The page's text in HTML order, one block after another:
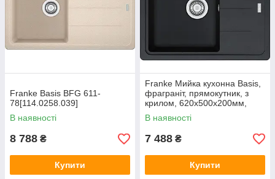
Franke Basis BFG 611-
78[114.0258.039]
В наявності
8 788 ₴
Купити
Franke Мийка кухонна Basis,
фраграніт, прямокутник, з
крилом, 620х500х200мм,
чаша - 1, накладна, BFG 611-
62, онікс
В наявності
7 488 ₴
Купити